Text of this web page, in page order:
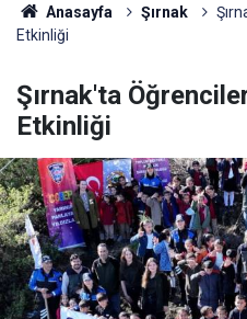
Anasayfa Şırnak
Etkinliği
Şırnak'ta
Etkinliği